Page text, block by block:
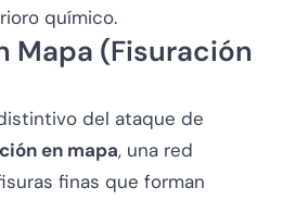
químico.
Mapa (Fisuración
del ataque de
en mapa, una red
finas que forman